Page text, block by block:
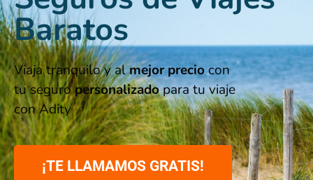
Baratos
Viaja tranquilo y almejor preciocon
tu seguropersonalizadopara tu viaje
con Adity
¡TE LLAMAMOS GRATIS!